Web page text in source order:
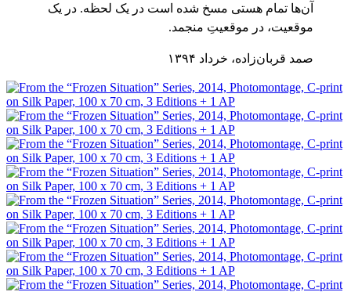
آن‌ها تمام هستی مسخ شده است در یک لحظه. در یک
موقعیت، در موقعیتِ منجمد.
صمد قربان‌زاده، خرداد ۱۳۹۴